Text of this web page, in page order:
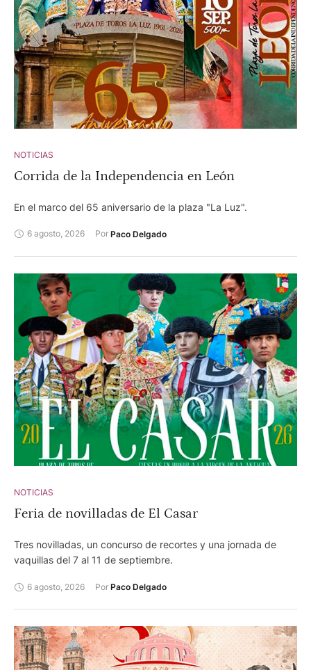
NOTICIAS
Corrida de la Independencia en León
En el marco del 65 aniversario de la plaza "La Luz".
6 agosto, 2026 Por Paco Delgado
NOTICIAS
Feria de novilladas de El Casar
Tres novilladas, un concurso de recortes y una jornada de
vaquillas del 7 al 11 de septiembre.
6 agosto, 2026 Por Paco Delgado